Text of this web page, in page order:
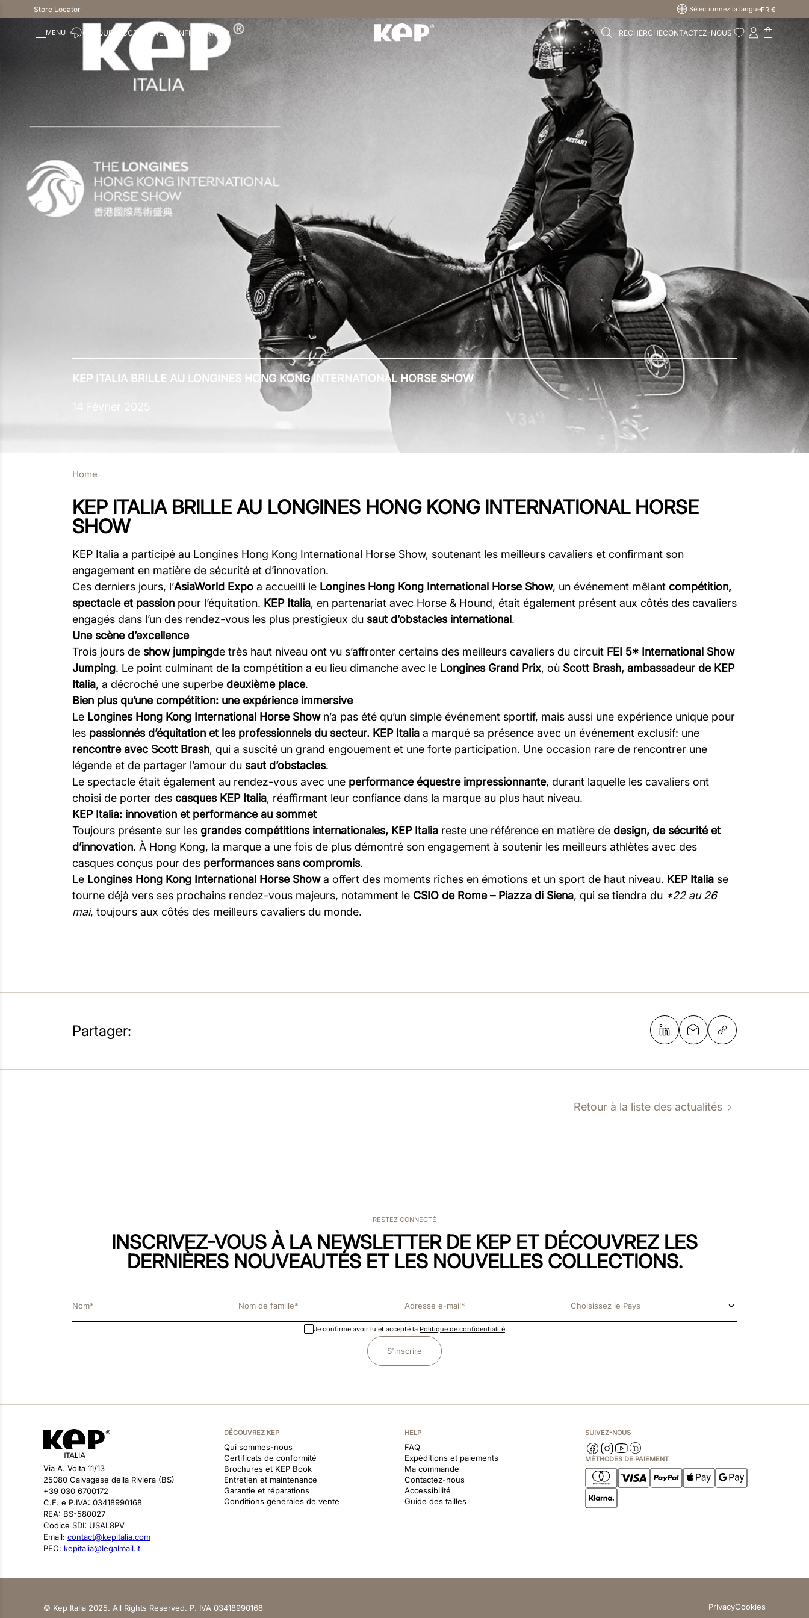
Store Locator Sélectionnez la langueFR €
CASQUES ACCESSOIRES CONFIGURATEUR RECHERCHECONTACTEZ-NOUS
KEP ITALIA BRILLE AU LONGINES HONG KONG INTERNATIONAL HORSE SHOW
14 Février 2025
Home
KEP ITALIA BRILLE AU LONGINES HONG KONG INTERNATIONAL HORSE
SHOW
KEP Italia a participé au Longines Hong Kong International Horse Show, soutenant les meilleurs cavaliers et confirmant son
engagement en matière de sécurité et d’innovation.
Ces derniers jours, l’AsiaWorld Expo a accueilli le Longines Hong Kong International Horse Show, un événement mêlant compétition,
spectacle et passion pour l’équitation. KEP Italia, en partenariat avec Horse & Hound, était également présent aux côtés des cavaliers
engagés dans l’un des rendez-vous les plus prestigieux du saut d’obstacles international.
Une scène d’excellence
Trois jours de show jumpingde très haut niveau ont vu s’affronter certains des meilleurs cavaliers du circuit FEI 5* International Show
Jumping. Le point culminant de la compétition a eu lieu dimanche avec le Longines Grand Prix, où Scott Brash, ambassadeur de KEP
Italia, a décroché une superbe deuxième place.
Bien plus qu’une compétition: une expérience immersive
Le Longines Hong Kong International Horse Shown’a pas été qu’un simple événement sportif, mais aussi une expérience unique pour
les passionnés d’équitation et les professionnels du secteur. KEP Italia a marqué sa présence avec un événement exclusif: une
rencontre avec Scott Brash, qui a suscité un grand engouement et une forte participation. Une occasion rare de rencontrer une
légende et de partager l’amour du saut d’obstacles.
Le spectacle était également au rendez-vous avec une performance équestre impressionnante, durant laquelle les cavaliers ont
choisi de porter des casques KEP Italia, réaffirmant leur confiance dans la marque au plus haut niveau.
KEP Italia: innovation et performance au sommet
Toujours présente sur les grandes compétitions internationales, KEP Italia reste une référence en matière de design, de sécurité et
d’innovation. À Hong Kong, la marque a une fois de plus démontré son engagement à soutenir les meilleurs athlètes avec des
casques conçus pour des performances sans compromis.
Le Longines Hong Kong International Horse Showa offert des moments riches en émotions et un sport de haut niveau. KEP Italia se
tourne déjà vers ses prochains rendez-vous majeurs, notamment le CSIO de Rome – Piazza di Siena, qui se tiendra du *22 au 26
mai, toujours aux côtés des meilleurs cavaliers du monde.
Partager:
Retour à la liste des actualités
RESTEZ CONNECTÉ
INSCRIVEZ-VOUS À LA NEWSLETTER DE KEP ET DÉCOUVREZ LES
DERNIÈRES NOUVEAUTÉS ET LES NOUVELLES COLLECTIONS.
Choisissez le Pays
Je confirme avoir lu et accepté la Politique de confidentialité
S'inscrire
Via A. Volta 11/13
25080 Calvagese della Riviera (BS)
+39 030 6700172
C.F. e P.IVA: 03418990168
REA: BS-580027
Codice SDI: USAL8PV
Email: contact@kepitalia.com
PEC: kepitalia@legalmail.it
DÉCOUVREZ KEP
Qui sommes-nous
Certificats de conformité
Brochures et KEP Book
Entretien et maintenance
Garantie et réparations
Conditions générales de vente
HELP
FAQ
Expéditions et paiements
Ma commande
Contactez-nous
Accessibilité
Guide des tailles
SUIVEZ-NOUS
MÉTHODES DE PAIEMENT
© Kep Italia 2025. All Rights Reserved. P. IVA 03418990168 PrivacyCookies